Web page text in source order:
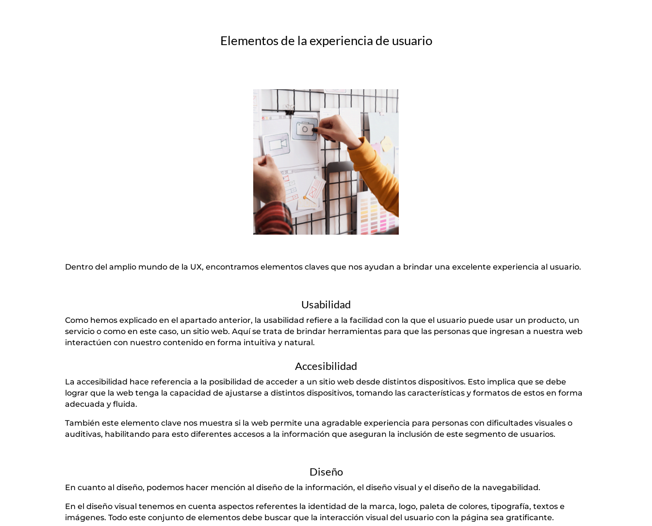
Elementos de la experiencia de usuario
Dentro del amplio mundo de la UX, encontramos elementos claves que nos ayudan a brindar una excelente experiencia al usuario.
Usabilidad
Como hemos explicado en el apartado anterior, la usabilidad refiere a la facilidad con la que el usuario puede usar un producto, un
servicio o como en este caso, un sitio web. Aquí se trata de brindar herramientas para que las personas que ingresan a nuestra web
interactúen con nuestro contenido en forma intuitiva y natural.
Accesibilidad
La accesibilidad hace referencia a la posibilidad de acceder a un sitio web desde distintos dispositivos. Esto implica que se debe
lograr que la web tenga la capacidad de ajustarse a distintos dispositivos, tomando las características y formatos de estos en forma
adecuada y fluida.
También este elemento clave nos muestra si la web permite una agradable experiencia para personas con dificultades visuales o
auditivas, habilitando para esto diferentes accesos a la información que aseguran la inclusión de este segmento de usuarios.
Diseño
En cuanto al diseño, podemos hacer mención al diseño de la información, el diseño visual y el diseño de la navegabilidad.
En el diseño visual tenemos en cuenta aspectos referentes la identidad de la marca, logo, paleta de colores, tipografía, textos e
imágenes. Todo este conjunto de elementos debe buscar que la interacción visual del usuario con la página sea gratificante.